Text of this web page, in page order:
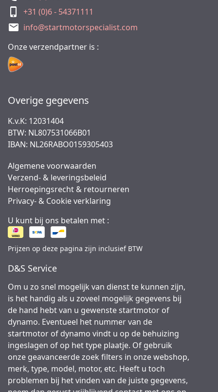
+31 (0)6 - 54371111
info@startmotorspecialist.com
Onze verzendpartner is :
Overige gegevens
K.v.K: 12031404
BTW: NL807531066B01
IBAN: NL26RABO0159305403
Algemene voorwaarden
Verzend- & leveringsbeleid
Herroepingsrecht & retourneren
Privacy- & Cookie verklaring
U kunt bij ons betalen met :
Prijzen op deze pagina zijn inclusief BTW
D&S Service
Om u zo snel mogelijk van dienst te kunnen zijn,
is het handig als u zoveel mogelijk gegevens bij
de hand hebt van u gewenste startmotor of
dynamo. Eventueel het nummer van de
startmotor of dynamo vindt u op de behuizing
ingeslagen of op het type plaatje. Of gebruik
onze geavanceerde zoek filters in onze webshop,
merk, type, model, motor, etc. Heeft u toch
problemen bij het vinden van de juiste gegevens,